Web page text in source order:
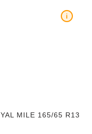
MILE 165/65 R13
i